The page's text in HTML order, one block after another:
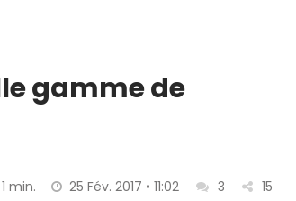
gamme de
1 min. 25 Fév. 2017 • 11:02 3 15